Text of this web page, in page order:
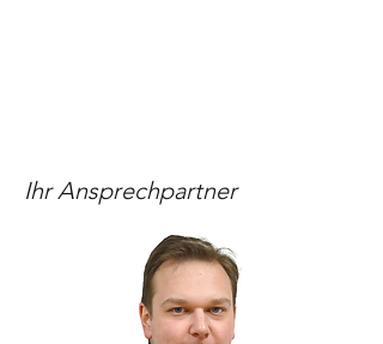
Ihr Ansprechpartner